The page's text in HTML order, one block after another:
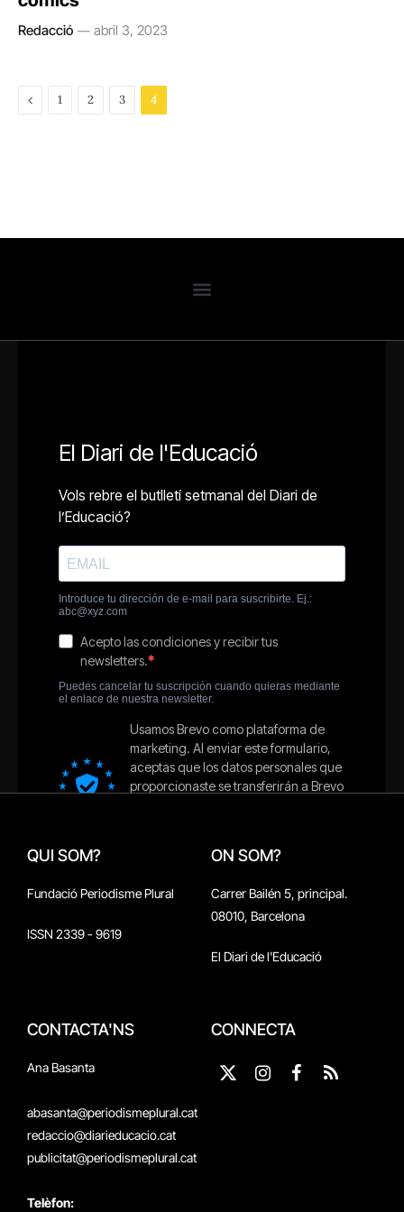
Redacció abril 3, 2023
Previous
1 2 3 4
QUI SOM?
Fundació Periodisme Plural
ISSN 2339 - 9619
ON SOM?
Carrer Bailén 5, principal.
08010, Barcelona
El Diari de l'Educació
CONTACTA'NS
Ana Basanta
abasanta@periodismeplural.cat
redaccio@diarieducacio.cat
publicitat@periodismeplural.cat
Telèfon:
CONNECTA
X
Instagram
Facebook
RSS